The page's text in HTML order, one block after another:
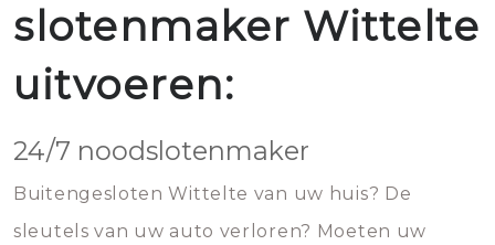
slotenmaker Wittelte
uitvoeren:
24/7 noodslotenmaker
Buitengesloten Wittelte van uw huis? De
sleutels van uw auto verloren? Moeten uw